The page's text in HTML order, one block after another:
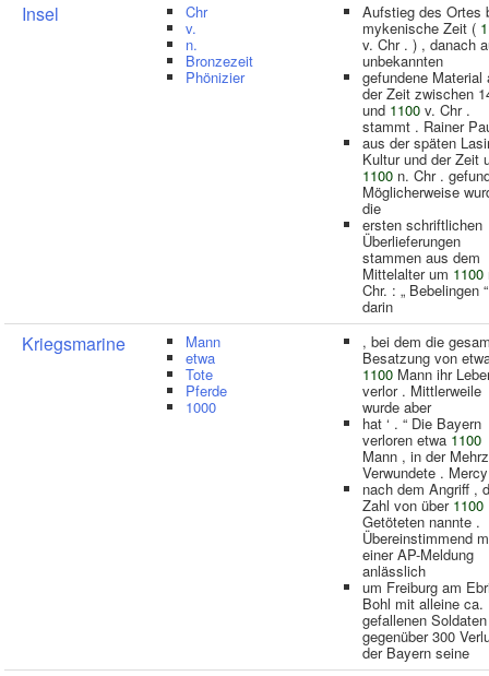
Insel Chr
v.
n.
Bronzezeit
Phönizier
Aufstieg des Ortes
mykenische Zeit (
v. Chr . ) , danach
unbekannten
gefundene Material
der Zeit zwischen
und 1100 v. Chr .
stammt . Rainer
aus der späten
Kultur und der Zeit
1100 n. Chr .
Möglicherweise
die
ersten schriftlichen
Überlieferungen
stammen aus dem
Mittelalter um 1100
Chr. : „ Bebelingen
darin
Kriegsmarine Mann
etwa
Tote
Pferde
1000
, bei dem die
Besatzung von
1100 Mann ihr
verlor . Mittlerweile
wurde aber
hat ‘ . “ Die Bayern
verloren etwa 1100
Mann , in der
Verwundete . Mercy
nach dem Angriff ,
Zahl von über1100
Getöteten nannte .
Übereinstimmend
einer AP-Meldung
anlässlich
um Freiburg am
Bohl mit alleine ca.
gefallenen Soldaten
gegenüber 300
der Bayern seine